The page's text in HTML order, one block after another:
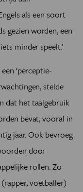
als een soort
gezien worden, een
minder speelt.’
‘perceptie-
stelde
dat het taalgebruik
bevat, vooral in
jaar. Ook bevroeg
door
rollen. Zo
voetballer)